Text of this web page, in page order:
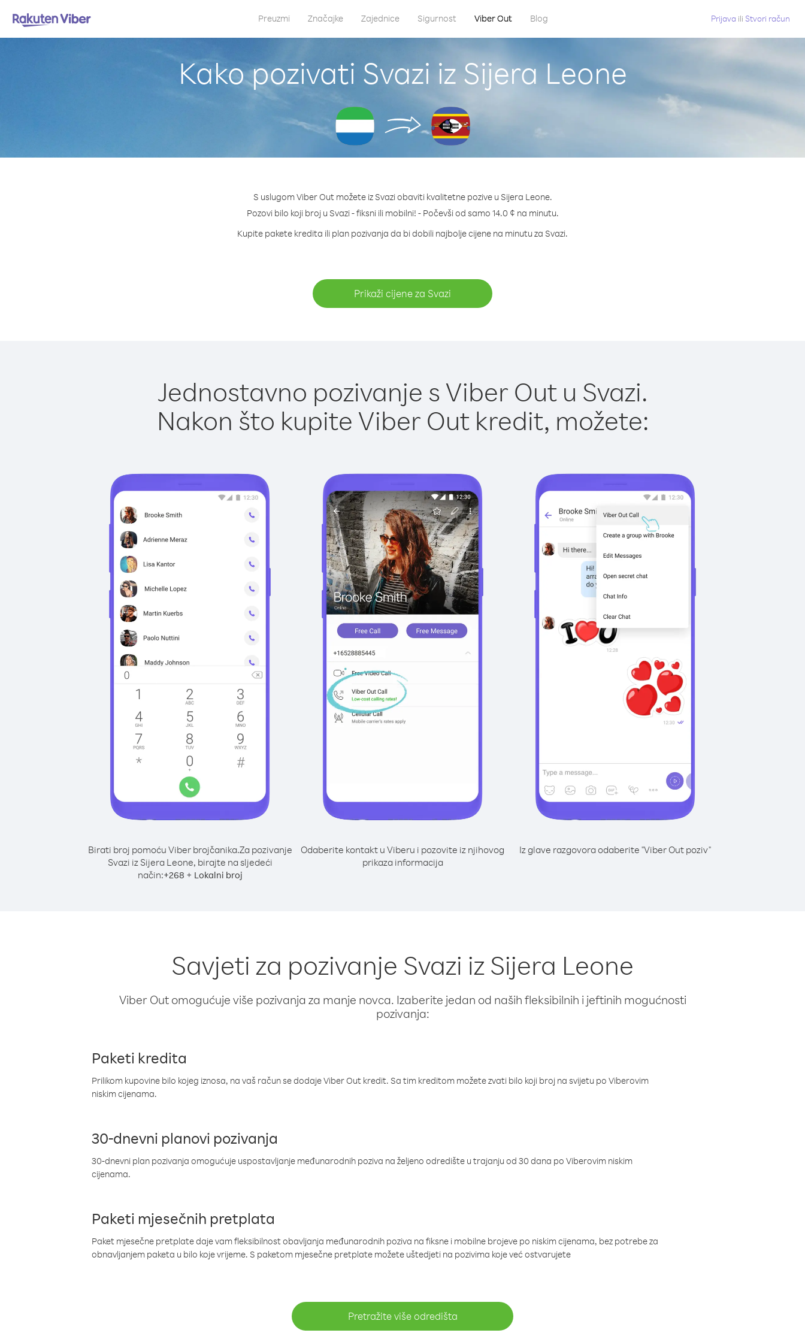
Preuzmi Značajke Zajednice Sigurnost Viber Out Blog Prijava ili Stvori račun
Kako pozivati Svazi iz Sijera Leone
S uslugom Viber Out možete iz Svazi obaviti kvalitetne pozive u Sijera Leone.
Pozovi bilo koji broj u Svazi - fiksni ili mobilni! - Počevši od samo 14.0 ¢ na minutu.
Kupite pakete kredita ili plan pozivanja da bi dobili najbolje cijene na minutu za Svazi.
Prikaži cijene za Svazi
Jednostavno pozivanje s Viber Out u Svazi.
Nakon što kupite Viber Out kredit, možete:
Birati broj pomoću Viber brojčanika.Za pozivanje
Svazi iz Sijera Leone, birajte na sljedeći
način:+268 + Lokalni broj
Odaberite kontakt u Viberu i pozovite iz njihovog
prikaza informacija
Iz glave razgovora odaberite "Viber Out poziv"
Savjeti za pozivanje Svazi iz Sijera Leone
Viber Out omogućuje više pozivanja za manje novca. Izaberite jedan od naših fleksibilnih i jeftinih mogućnosti
pozivanja:
Paketi kredita
Prilikom kupovine bilo kojeg iznosa, na vaš račun se dodaje Viber Out kredit. Sa tim kreditom možete zvati bilo koji broj na svijetu po Viberovim
niskim cijenama.
30-dnevni planovi pozivanja
30-dnevni plan pozivanja omogućuje uspostavljanje međunarodnih poziva na željeno odredište u trajanju od 30 dana po Viberovim niskim
cijenama.
Paketi mjesečnih pretplata
Paket mjesečne pretplate daje vam fleksibilnost obavljanja međunarodnih poziva na fiksne i mobilne brojeve po niskim cijenama, bez potrebe za
obnavljanjem paketa u bilo koje vrijeme. S paketom mjesečne pretplate možete uštedjeti na pozivima koje već ostvarujete
Pretražite više odredišta